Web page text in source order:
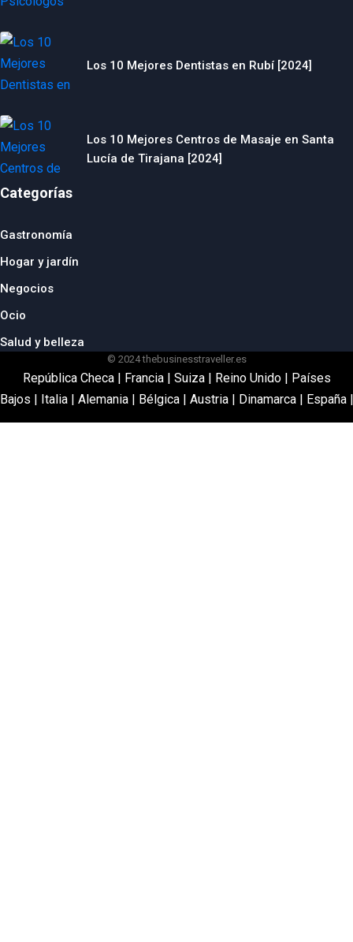
Los 10 Mejores Dentistas en Rubí [2024]
Los 10 Mejores Centros de Masaje en Santa
Lucía de Tirajana [2024]
Categorías
Gastronomía
Hogar y jardín
Negocios
Ocio
Salud y belleza
© 2024 thebusinesstraveller.es
República Checa| Francia| Suiza| Reino Unido| Países
Bajos | Italia | Alemania | Bélgica | Austria | Dinamarca | España